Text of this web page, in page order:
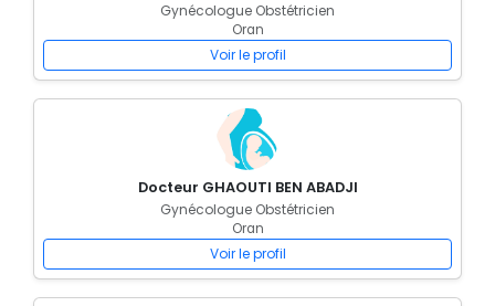
Gynécologue Obstétricien
Oran
Voir le profil
Docteur GHAOUTI BEN ABADJI
Gynécologue Obstétricien
Oran
Voir le profil